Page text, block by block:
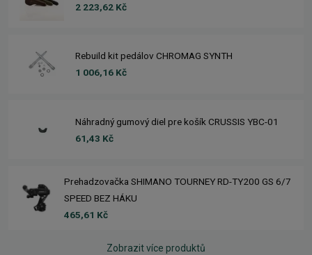
2 223,62 Kč
Rebuild kit pedálov CHROMAG SYNTH
1 006,16 Kč
Náhradný gumový diel pre košík CRUSSIS YBC-01
61,43 Kč
Prehadzovačka SHIMANO TOURNEY RD-TY200 GS 6/7
SPEED BEZ HÁKU
465,61 Kč
Zobrazit více produktů